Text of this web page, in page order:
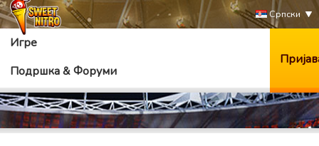
Српски
Игре
Подршка & Форуми